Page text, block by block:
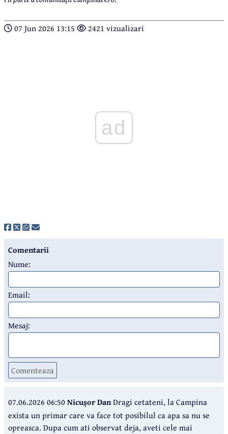
07 Jun 2026 13:15 2421 vizualizari
ad
Comentarii
Nume:
Email:
Mesaj:
Comenteaza
07.06.2026 06:50Nicușor DanDragi cetateni, la Campina
exista un primar care va face tot posibilul ca apa sa nu se
opreasca. Dupa cum ati observat deja, aveti cele mai